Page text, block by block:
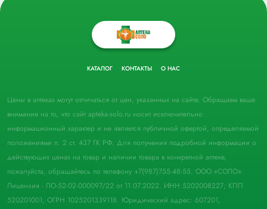
КАТАЛОГ КОНТАКТЫ О НАС
Цены в аптеках могут отличаться от цен, указанных на сайте. Обращаем ваше
внимание на то, что сайт apteka-solo.ru носит исключительно
информационный характер и не является публичной офертой, определяемой
положениями п. 2 ст. 437 ГК РФ. Для получения подробной информации о
действующих ценах на товар и наличии товара в конкретной аптеке,
пожалуйста, обращайтесь по телефону +7(987)755-48-55. ООО «СОЛО».
Лицензия - ЛО-52-02-000097/22 от 11.07.2022. ИНН 5202008227; КПП
520201001; ОГРН 1025201339118. Юридический адрес: 607201,